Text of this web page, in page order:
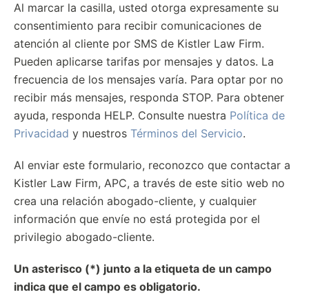
Al marcar la casilla, usted otorga expresamente su
consentimiento para recibir comunicaciones de
atención al cliente por SMS de Kistler Law Firm.
Pueden aplicarse tarifas por mensajes y datos. La
frecuencia de los mensajes varía. Para optar por no
recibir más mensajes, responda STOP. Para obtener
ayuda, responda HELP. Consulte nuestra Política de
Privacidad y nuestros Términos del Servicio.
Al enviar este formulario, reconozco que contactar a
Kistler Law Firm, APC, a través de este sitio web no
crea una relación abogado-cliente, y cualquier
información que envíe no está protegida por el
privilegio abogado-cliente.
Un asterisco (*) junto a la etiqueta de un campo
indica que el campo es obligatorio.